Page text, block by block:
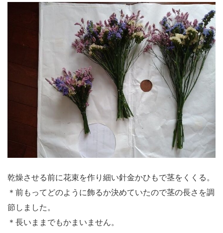
乾燥させる前に花束を作り細い針金かひもで茎をくくる。
＊前もってどのように飾るか決めていたので茎の長さを調
節しました。
＊長いままでもかまいません。